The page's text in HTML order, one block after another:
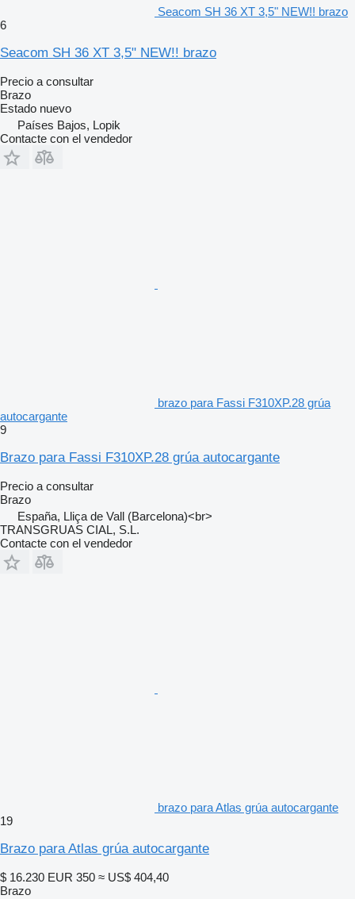
Seacom SH 36 XT 3,5" NEW!! brazo
6
Seacom SH 36 XT 3,5" NEW!! brazo
Precio a consultar
Brazo
Estado nuevo
Países Bajos, Lopik
Contacte con el vendedor
brazo para Fassi F310XP.28 grúa
autocargante
9
Brazo para Fassi F310XP.28 grúa autocargante
Precio a consultar
Brazo
España, Lliça de Vall (Barcelona)<br>
TRANSGRUAS CIAL, S.L.
Contacte con el vendedor
brazo para Atlas grúa autocargante
19
Brazo para Atlas grúa autocargante
$ 16.230 EUR 350 ≈ US$ 404,40
Brazo